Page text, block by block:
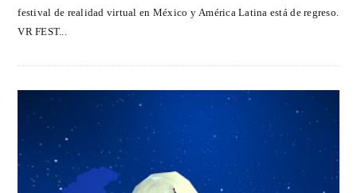
festival de realidad virtual en México y América Latina está de regreso.
VR FEST...